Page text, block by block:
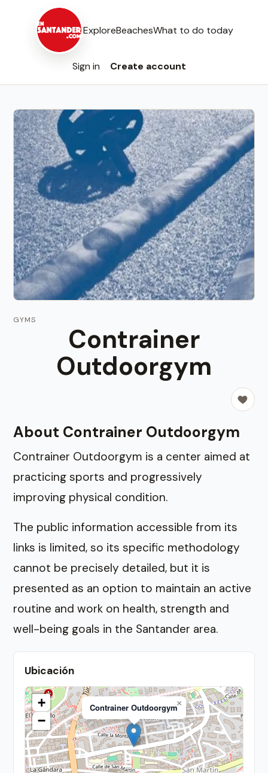
ExploreBeachesWhat to do today
Sign in Create account
GYMS
Contrainer
Outdoorgym
About Contrainer Outdoorgym
Contrainer Outdoorgym is a center aimed at
practicing sports and progressively
improving physical condition.
The public information accessible from its
links is limited, so its specific methodology
cannot be precisely detailed, but it is
presented as an option to maintain an active
routine and work on health, strength and
well-being goals in the Santander area.
Ubicación
Contrainer Outdoorgym×
+
−